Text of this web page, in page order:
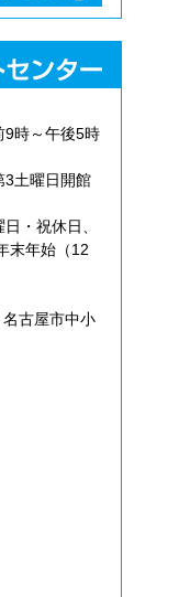
時～午後5時
土曜日開館
・祝休日、
末年始（12
古屋市中小